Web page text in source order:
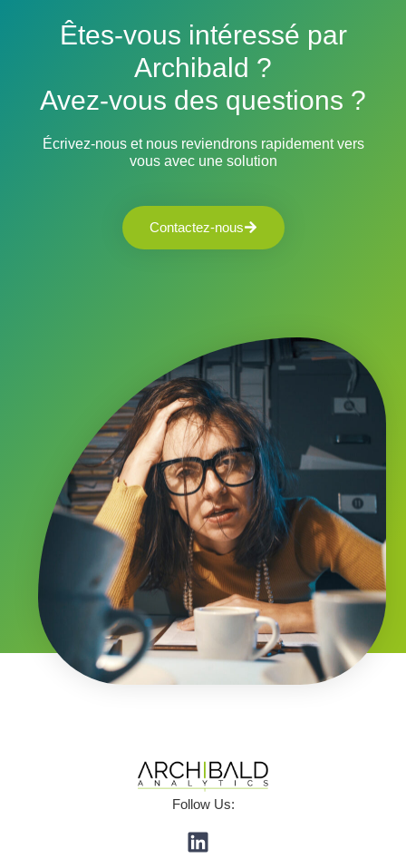
Êtes-vous intéressé par
Archibald ?
Avez-vous des questions ?
Écrivez-nous et nous reviendrons rapidement vers
vous avec une solution
Contactez-nous
Follow Us: